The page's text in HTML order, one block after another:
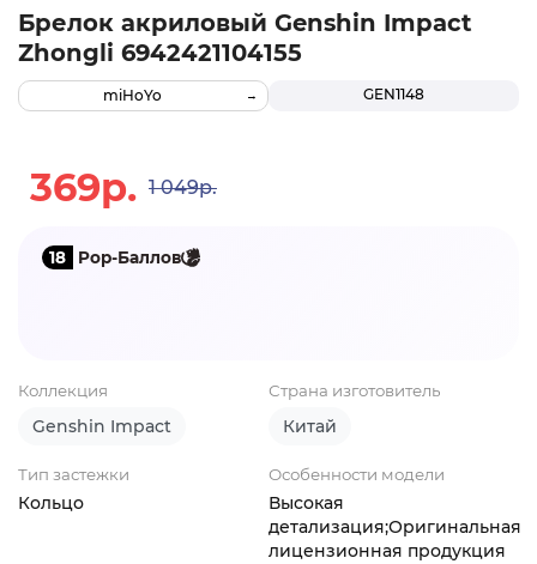
Брелок акриловый Genshin Impact
Zhongli 6942421104155
GEN1148
miHoYo
369р. 1 049р.
18 Pop-Баллов
Коллекция
Genshin Impact
Страна изготовитель
Китай
Тип застежки
Кольцо
Особенности модели
Высокая
детализация;Оригинальная
лицензионная продукция